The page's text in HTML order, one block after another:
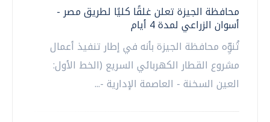
محافظة الجيزة تعلن غلقًا كليًا لطريق مصر -
أسوان الزراعي لمدة 4 أيام
تُنوِّه محافظة الجيزة بأنه في إطار تنفيذ أعمال
مشروع القطار الكهربائي السريع (الخط الأول:
العين السخنة - العاصمة الإدارية -...